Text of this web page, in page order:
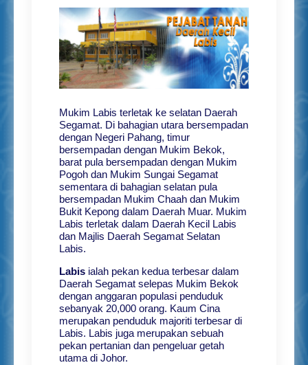
Mukim Labis terletak ke selatan Daerah
Segamat. Di bahagian utara bersempadan
dengan Negeri Pahang, timur
bersempadan dengan Mukim Bekok,
barat pula bersempadan dengan Mukim
Pogoh dan Mukim Sungai Segamat
sementara di bahagian selatan pula
bersempadan Mukim Chaah dan Mukim
Bukit Kepong dalam Daerah Muar. Mukim
Labis terletak dalam Daerah Kecil Labis
dan Majlis Daerah Segamat Selatan
Labis.
Labis ialah pekan kedua terbesar dalam
Daerah Segamat selepas Mukim Bekok
dengan anggaran populasi penduduk
sebanyak 20,000 orang. Kaum Cina
merupakan penduduk majoriti terbesar di
Labis. Labis juga merupakan sebuah
pekan pertanian dan pengeluar getah
utama di Johor.